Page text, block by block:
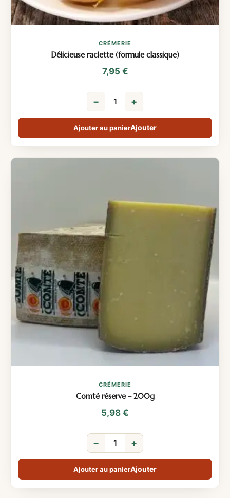
CRÉMERIE
Délicieuse raclette (formule classique)
7,95 €
− +
Ajouter au panier
CRÉMERIE
Comté réserve – 200g
5,98 €
− +
Ajouter au panier